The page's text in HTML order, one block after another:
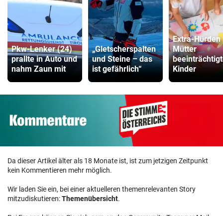
Pkw-Lenker (24)
prallte in Auto und
nahm Zaun mit
„Gletscherspalten
und Steine – das
ist gefährlich“
Extra-Hürden
Mütter
Kinder
Da dieser Artikel älter als 18 Monate ist, ist zum jetzigen Zeitpunkt
kein Kommentieren mehr möglich.
Wir laden Sie ein, bei einer aktuelleren themenrelevanten Story
mitzudiskutieren:Themenübersicht.